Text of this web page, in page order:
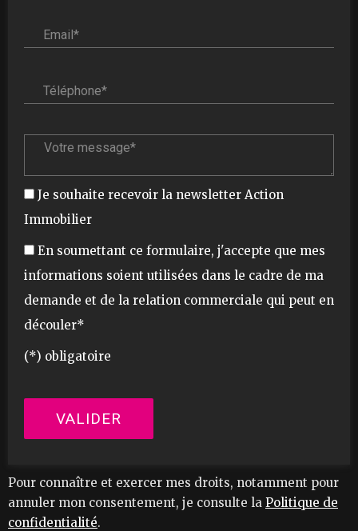
Je souhaite recevoir la newsletter Action
Immobilier
En soumettant ce formulaire, j'accepte que mes
informations soient utilisées dans le cadre de ma
demande et de la relation commerciale qui peut en
découler*
(*) obligatoire
Pour connaître et exercer mes droits, notamment pour
annuler mon consentement, je consulte la Politique de
confidentialité.